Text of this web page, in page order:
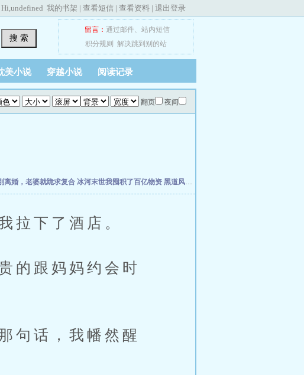
Hi,undefined 我的书架 | 查看短信 | 查看资料 | 退出登录
搜 索
留言： 通过邮件、 站内短信
积分规则
解决跳到别的站
美小说 穿越小说 阅读记录
翻页 夜间
离婚，老婆就跪求复合 冰河末世我囤积了百亿物资 黑道风云江湖路
下了酒店。
跟妈妈约会时
话，我幡然醒